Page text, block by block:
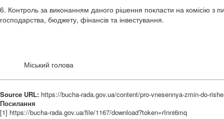
6. Контроль за виконанням даного рішення покласти на комісію з
господарства, бюджету, фінансів та інвестування.
Міський голова А.П.
Source URL: https://bucha-rada.gov.ua/content/pro-vnesennya-zmin-do-
Посилання
[1] https://bucha-rada.gov.ua/file/1167/download?token=rInni6mq